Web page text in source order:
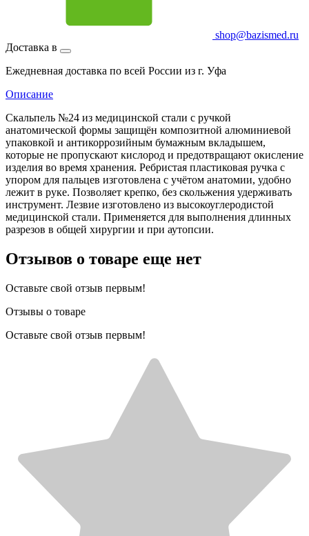
shop@bazismed.ru
Доставка в
Ежедневная доставка по всей России из г. Уфа
Описание
Скальпель №24 из медицинской стали с ручкой
анатомической формы защищён композитной алюминиевой
упаковкой и антикоррозийным бумажным вкладышем,
которые не пропускают кислород и предотвращают окисление
изделия во время хранения. Ребристая пластиковая ручка с
упором для пальцев изготовлена с учётом анатомии, удобно
лежит в руке. Позволяет крепко, без скольжения удерживать
инструмент. Лезвие изготовлено из высокоуглеродистой
медицинской стали. Применяется для выполнения длинных
разрезов в общей хирургии и при аутопсии.
Отзывов о товаре еще нет
Оставьте свой отзыв первым!
Отзывы о товаре
Оставьте свой отзыв первым!